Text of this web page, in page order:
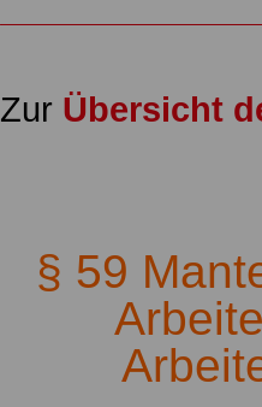
Zur Übersicht
§ 59